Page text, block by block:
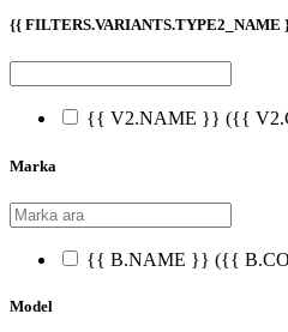
{{ FILTERS.VARIANTS.TYPE2_NAME
{{ V2.NAME }} ({{
Marka
{{ B.NAME }} ({{
Model